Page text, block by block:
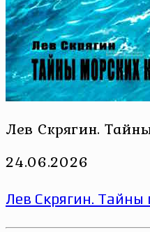
Лев Скрягин.
24.06.2026
Лев Скрягин. Тайны